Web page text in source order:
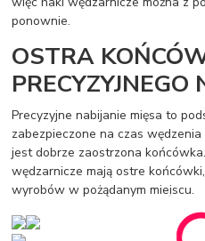
ponownie.
OSTRA
Precyzyjne nabijanie mięsa to
zabezpieczone na czas
jest dobrze zaostrzona
wędzarnicze mają ostre
wyrobów w pożądanym miejscu.